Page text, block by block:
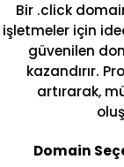
Bir .click
işletmeler için
güvenilen
kazandırır.
artırarak,
Domain